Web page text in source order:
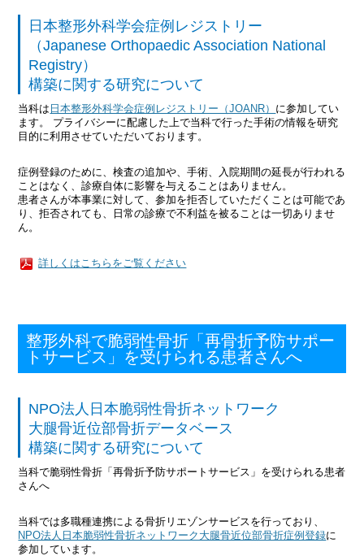
日本整形外科学会症例レジストリー
（Japanese Orthopaedic Association National
Registry）
構築に関する研究について
当科は 日本整形外科学会症例レジストリー（JOANR） に参加してい
ます。 プライバシーに配慮した上で当科で行った手術の情報を研究
目的に利用させていただいております。
症例登録のために、検査の追加や、手術、入院期間の延長が行われる
ことはなく、診療自体に影響を与えることはありません。
患者さんが本事業に対して、参加を拒否していただくことは可能であ
り、拒否されても、日常の診療で不利益を被ることは一切ありませ
ん。
詳しくはこちらをご覧ください
整形外科で脆弱性骨折「再骨折予防サポー
トサービス」を受けられる患者さんへ
NPO法人日本脆弱性骨折ネットワーク
大腿骨近位部骨折データベース
構築に関する研究について
当科で脆弱性骨折「再骨折予防サポートサービス」を受けられる患者
さんへ
当科では多職種連携による骨折リエゾンサービスを行っており、
NPO法人日本脆弱性骨折ネットワーク大腿骨近位部骨折症例登録に
参加しています。